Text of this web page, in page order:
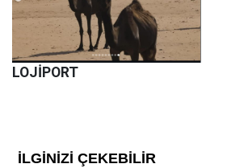
LOJİPORT